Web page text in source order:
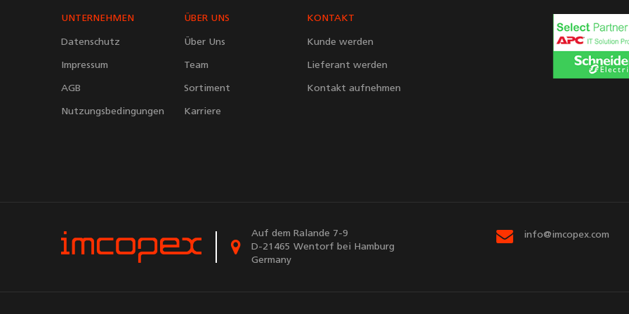
UNTERNEHMEN
Datenschutz
Impressum
AGB
Nutzungsbedingungen
ÜBER UNS
Über Uns
Team
Sortiment
Karriere
KONTAKT
Kunde werden
Lieferant werden
Kontakt aufnehmen
Auf dem Ralande 7-9
D-21465 Wentorf bei Hamburg
Germany
info@imcopex.com